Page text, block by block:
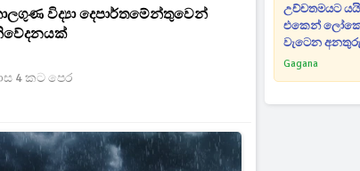
විද්‍යා දෙපාර්තමේන්තුවෙන්
4 කට පෙර
උච්චතමයට යයි
එකෙන්
වැටෙන
Gagana